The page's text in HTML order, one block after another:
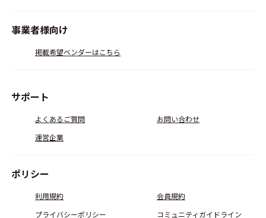
事業者様向け
掲載希望ベンダーはこちら
サポート
よくあるご質問
お問い合わせ
運営企業
ポリシー
利用規約
会員規約
プライバシーポリシー
コミュニティガイドライン